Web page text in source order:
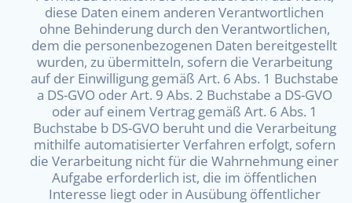
diese Daten einem anderen Verantwortlichen
ohne Behinderung durch den Verantwortlichen,
dem die personenbezogenen Daten bereitgestellt
wurden, zu übermitteln, sofern die Verarbeitung
auf der Einwilligung gemäß Art. 6 Abs. 1 Buchstabe
a DS-GVO oder Art. 9 Abs. 2 Buchstabe a DS-GVO
oder auf einem Vertrag gemäß Art. 6 Abs. 1
Buchstabe b DS-GVO beruht und die Verarbeitung
mithilfe automatisierter Verfahren erfolgt, sofern
die Verarbeitung nicht für die Wahrnehmung einer
Aufgabe erforderlich ist, die im öffentlichen
Interesse liegt oder in Ausübung öffentlicher